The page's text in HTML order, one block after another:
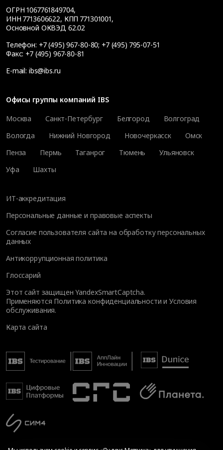
ОГРН 1067761849704,
ИНН 7713606622, КПП 771301001,
Основной ОКВЭД 62.02
Телефон: +7 (495) 967-80-80; +7 (495) 795-07-51
Факс: +7 (495) 967-80-81
E-mail: ibs@ibs.ru
Офисы группы компаний IBS
Москва
Санкт-Петербург Белгород
Волгоград
Вологда
Нижний Новгород Новочеркасск
Омск
Пенза
Пермь Таганрог Тюмень
Ульяновск
Уфа
Шахты
ИТ-аккредитация
Персональные данные и правовые аспекты
Согласие пользователя сайта на обработку персональных
данных
Антикоррупционная политика
Глоссарий
Этот сайт защищен YandexSmartCaptcha.
Применяются Политика конфиденциальности иУсловия
обслуживания.
Карта сайта